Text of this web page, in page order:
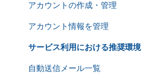
アカウントの作成・管理
アカウント情報を管理
サービス利用における推奨環境
自動送信メール一覧